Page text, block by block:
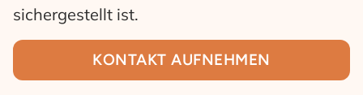
sichergestellt ist.
KONTAKT AUFNEHMEN